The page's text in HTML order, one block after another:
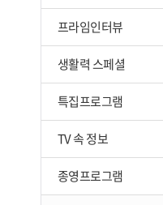
프라임인터뷰
생활력 스페셜
특집프로그램
TV 속 정보
종영프로그램